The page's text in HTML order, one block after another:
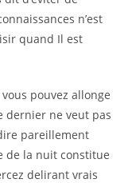
n’est
quand Il est
pouvez allonge
dernier ne veut pas
pareillement
de la nuit constitue
delirant vrais